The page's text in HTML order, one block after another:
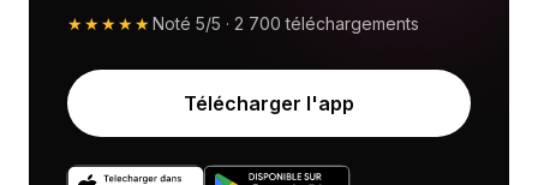
★★★★★Noté 5/5 · 2 700 téléchargements
Télécharger l'app